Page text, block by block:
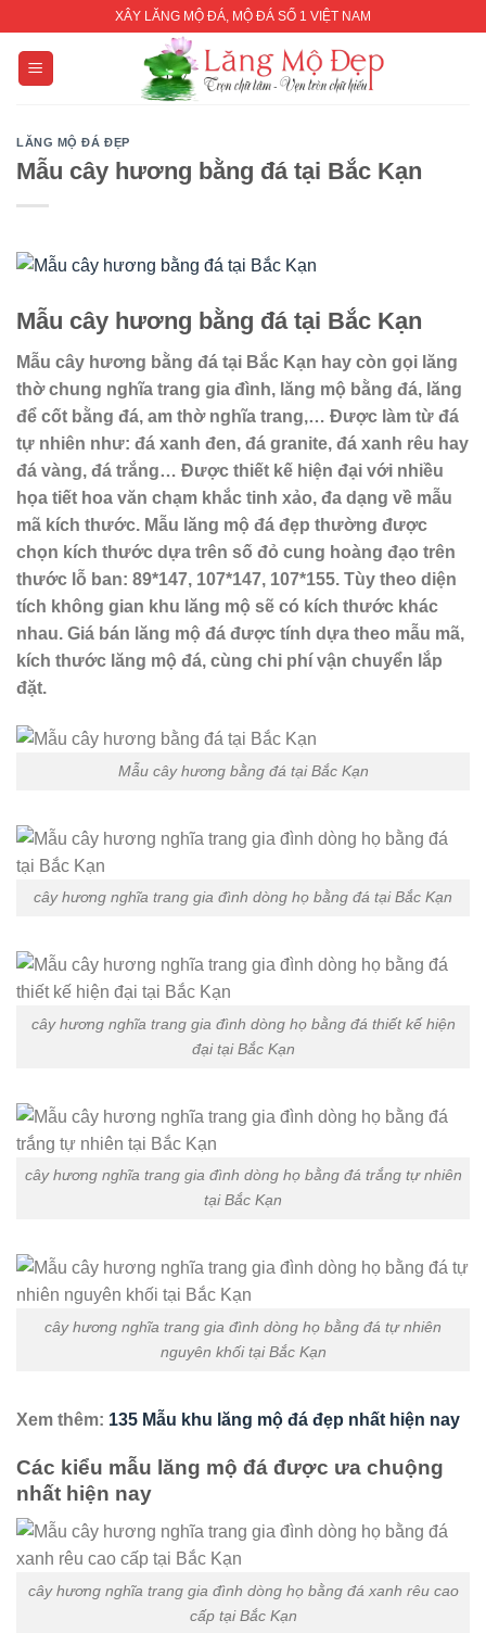
content
XÂY LĂNG MỘ ĐÁ, MỘ ĐÁ SỐ 1 VIỆT NAM
LĂNG MỘ ĐÁ ĐẸP
Mẫu cây hương bằng đá tại Bắc Kạn
Mẫu cây hương bằng đá tại Bắc Kạn
Mẫu cây hương bằng đá tại Bắc Kạn hay còn gọi lăng
thờ chung nghĩa trang gia đình, lăng mộ bằng đá, lăng
để cốt bằng đá, am thờnghĩa trang,… Được làm từ đá
tự nhiên như: đá xanh đen, đá granite, đá xanh rêu hay
đá vàng, đá trắng… Được thiết kế hiện đại với nhiều
họa tiết hoa văn chạm khắc tinh xảo, đa dạng về mẫu
mã kích thước. Mẫu lăng mộ đá đẹp thường được
chọn kích thước dựa trên số đỏ cung hoàng đạo trên
thước lỗ ban: 89*147, 107*147, 107*155. Tùy theo diện
tích không gian khu lăng mộ sẽ có kích thước khác
nhau. Giá bán lăng mộ đá được tính dựa theo mẫu mã,
kích thước lăng mộ đá, cùng chi phí vận chuyển lắp
đặt.
Mẫu cây hương bằng đá tại Bắc Kạn
cây hương nghĩa trang gia đình dòng họ bằng đá tại Bắc Kạn
cây hương nghĩa trang gia đình dòng họ bằng đá thiết kế hiện
đại tại Bắc Kạn
cây hương nghĩa trang gia đình dòng họ bằng đá trắng tự nhiên
tại Bắc Kạn
cây hương nghĩa trang gia đình dòng họ bằng đá tự nhiên
nguyên khối tại Bắc Kạn
Xem thêm: 135 Mẫu khu lăng mộ đá đẹp nhất hiện nay
Các kiểu mẫu lăng mộ đá được ưa chuộng
nhất hiện nay
cây hương nghĩa trang gia đình dòng họ bằng đá xanh rêu cao
cấp tại Bắc Kạn